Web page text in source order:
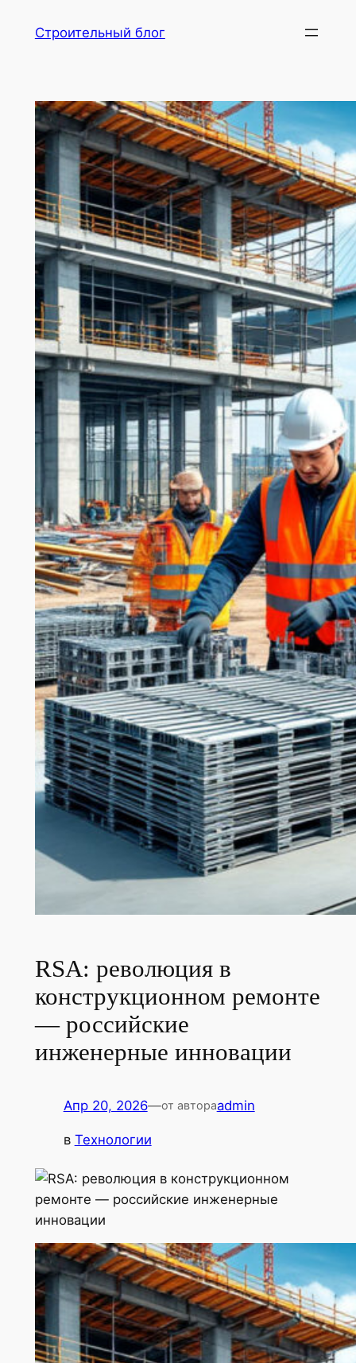
Строительный блог
RSA: революция в
конструкционном ремонте
— российские
инженерные инновации
Апр 20, 2026—от автораadmin
в Технологии